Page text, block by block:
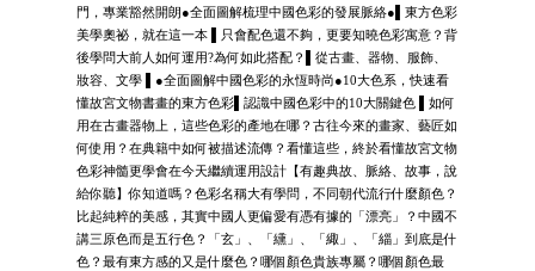
門，專業豁然開朗●全面圖解梳理中國色彩的發展脈絡●▌東方色彩
美學奧祕，就在這一本 ▌只會配色還不夠，更要知曉色彩寓意？背
後學問大前人如何運用?為何如此搭配？▌從古畫、器物、服飾、
妝容、文學 ▌●全面圖解中國色彩的永恆時尚●10大色系，快速看
懂故宮文物書畫的東方色彩▌認識中國色彩中的10大關鍵色 ▌如何
用在古畫器物上，這些色彩的產地在哪？古往今來的畫家、藝匠如
何使用？在典籍中如何被描述流傳？看懂這些，終於看懂故宮文物
色彩神髓更學會在今天繼續運用設計【有趣典故、脈絡、故事，說
給你聽】你知道嗎？色彩名稱大有學問，不同朝代流行什麼顏色？
比起純粹的美感，其實中國人更偏愛有憑有據的「漂亮」？中國不
講三原色而是五行色？「玄」、「纁」、「緅」、「緇」到底是什
色？最有東方感的又是什麼色？哪個顏色貴族專屬？哪個顏色最